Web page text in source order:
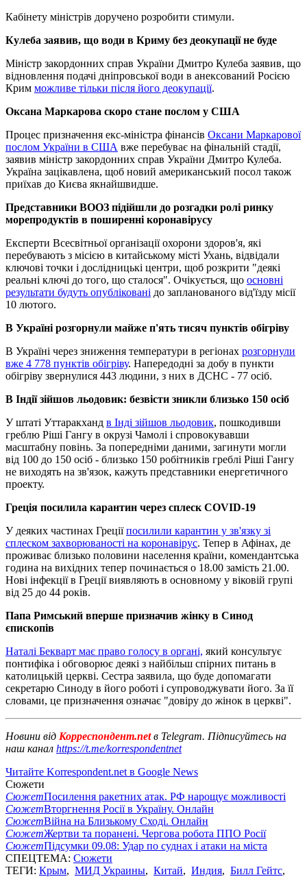
Кабінету міністрів доручено розробити стимули.
Кулеба заявив, що води в Криму без деокупації не буде
Міністр закордонних справ України Дмитро Кулеба заявив, що
відновлення подачі дніпровської води в анексований Росією
Крим можливе тільки після його деокупації.
Оксана Маркарова скоро стане послом у США
Процес призначення екс-міністра фінансів Оксани Маркарової
послом України в США вже перебуває на фінальній стадії,
заявив міністр закордонних справ України Дмитро Кулеба.
Україна зацікавлена, щоб новий американський посол також
приїхав до Києва якнайшвидше.
Представники ВООЗ підійшли до розгадки ролі ринку
морепродуктів в поширенні коронавірусу
Експерти Всесвітньої організації охорони здоров'я, які
перебувають з місією в китайському місті Ухань, відвідали
ключові точки і дослідницькі центри, щоб розкрити "деякі
реальні ключі до того, що сталося". Очікується, що основні
результати будуть опубліковані до запланованого від'їзду місії
10 лютого.
В Україні розгорнули майже п'ять тисяч пунктів обігріву
В Україні через зниження температури в регіонах розгорнули
вже 4 778 пунктів обігріву. Напередодні за добу в пункти
обігріву звернулися 443 людини, з них в ДСНС - 77 осіб.
В Індії зійшов льодовик: безвісти зникли близько 150 осіб
У штаті Уттаракханд в Інді зійшов льодовик, пошкодивши
греблю Ріші Гангу в окрузі Чамолі і спровокувавши
масштабну повінь. За попередніми даними, загинути могли
від 100 до 150 осіб - близько 150 робітників греблі Ріші Гангу
не виходять на зв'язок, кажуть представники енергетичного
проекту.
Греція посилила карантин через сплеск COVID-19
У деяких частинах Греціїпосилили карантин у зв'язку зі
сплеском захворюваності на коронавірус. Тепер в Афінах, де
проживає близько половини населення країни, комендантська
година на вихідних тепер починається о 18.00 замість 21.00.
Нові інфекції в Греції виявляють в основному у віковій групі
від 25 до 44 років.
Папа Римський вперше призначив жінку в Синод
єпископів
Наталі Бекварт має право голосу в органі, який консультує
понтифіка і обговорює деякі з найбільш спірних питань в
католицькій церкві. Сестра заявила, що буде допомагати
секретарю Синоду в його роботі і супроводжувати його. За її
словами, це призначення означає "довіру до жінок в церкві".
Новини від Корреспондент.netв Telegram. Підписуйтесь на
наш канал https://t.me/korrespondentnet
Читайте Korrespondent.net в Google News
Сюжети
СюжетПосилення ракетних атак. РФ нарощує можливості
СюжетВторгнення Росії в Україну. Онлайн
СюжетВійна на Близькому Сході. Онлайн
СюжетЖертви та поранені. Чергова робота ППО Росії
СюжетПідсумки 09.08: Удар по суднах і атаки на міста
СПЕЦТЕМА: Сюжети
ТЕГИ: Крым, МИД Украины, Китай, Индия, Билл Гейтс,